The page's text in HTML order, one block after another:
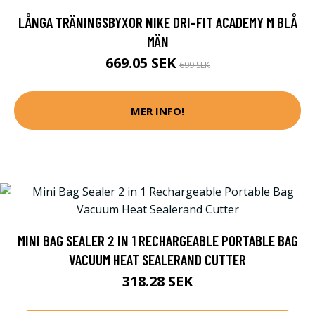
LÅNGA TRÄNINGSBYXOR NIKE DRI-FIT ACADEMY M BLÅ
MÄN
669.05 SEK 699 SEK
MER INFO!
MINI BAG SEALER 2 IN 1 RECHARGEABLE PORTABLE BAG
VACUUM HEAT SEALERAND CUTTER
318.28 SEK